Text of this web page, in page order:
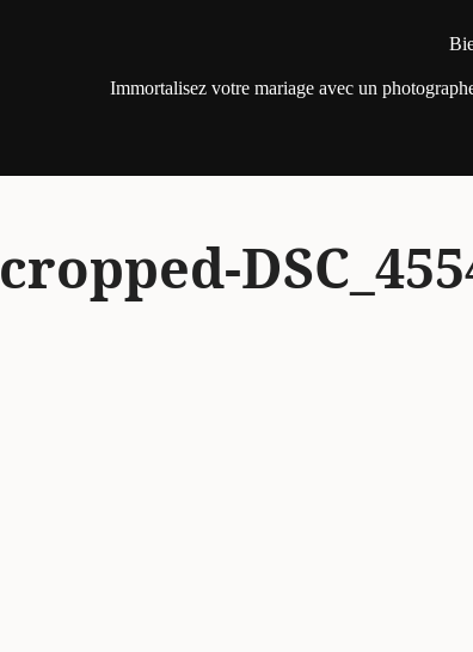
Immortalisez votre mariage avec un
cropped-